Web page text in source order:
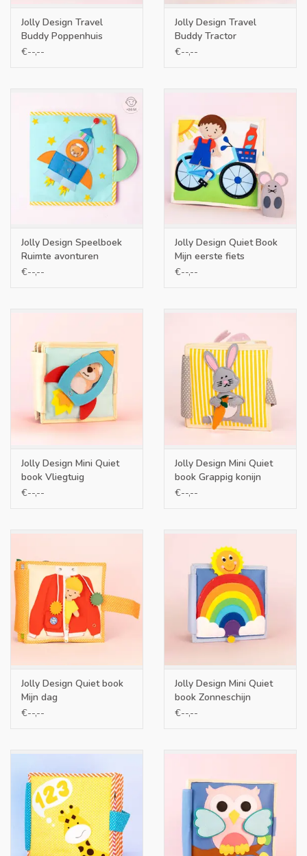
Jolly Design Travel
Buddy Poppenhuis
€--,--
Jolly Design Travel
Buddy Tractor
€--,--
Jolly Design Speelboek
Ruimte avonturen
€--,--
Jolly Design Quiet Book
Mijn eerste fiets
€--,--
Jolly Design Mini Quiet
book Vliegtuig
€--,--
Jolly Design Mini Quiet
book Grappig konijn
€--,--
Jolly Design Quiet book
Mijn dag
€--,--
Jolly Design Mini Quiet
book Zonneschijn
€--,--